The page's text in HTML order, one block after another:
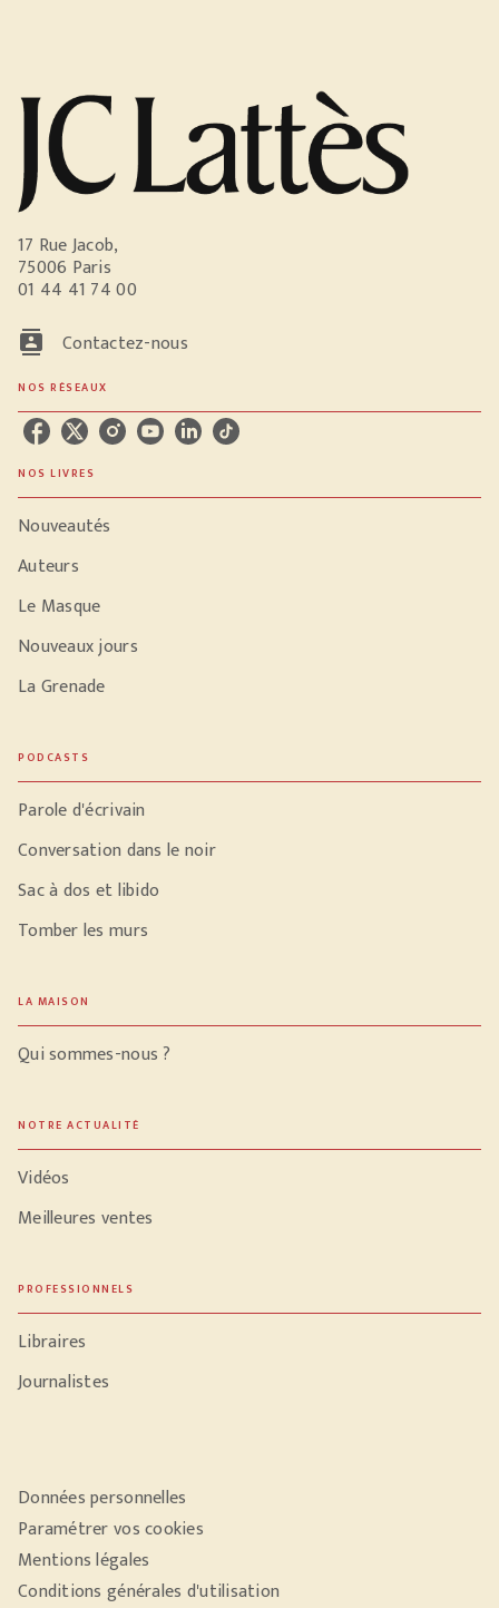
17 Rue Jacob,
75006 Paris
01 44 41 74 00
contacts Contactez-nous
NOS RÉSEAUX
NOS LIVRES
Nouveautés
Auteurs
Le Masque
Nouveaux jours
La Grenade
PODCASTS
Parole d'écrivain
Conversation dans le noir
Sac à dos et libido
Tomber les murs
LA MAISON
Qui sommes-nous ?
NOTRE ACTUALITÉ
Vidéos
Meilleures ventes
PROFESSIONNELS
Libraires
Journalistes
Données personnelles
Paramétrer vos cookies
Mentions légales
Conditions générales d'utilisation